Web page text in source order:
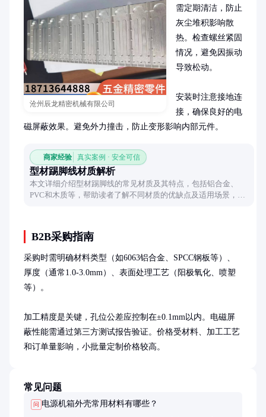
沧州辰龙精密机械有限公司
需定期清洁，防止
灰尘堆积影响散
热。检查螺丝紧固
情况，避免因振动
导致松动。
安装时注意接地连
接，确保良好的电
磁屏蔽效果。避免外力撞击，防止变形影响内部元件。
商家经验 真实案例 · 安全可信
型材踢脚线材质解析
本文详细介绍型材踢脚线的常见材质及其特点，包括铝合金、
PVC和木质等，帮助读者了解不同材质的优缺点及适用场景，为
B2B采购指南
采购时需明确材料类型（如6063铝合金、SPCC钢板等）、
厚度（通常1.0-3.0mm）、表面处理工艺（阳极氧化、喷塑
等）。
加工精度是关键，孔位公差应控制在±0.1mm以内。电磁屏
蔽性能需通过第三方测试报告验证。价格受材料、加工工艺
和订单量影响，小批量定制价格较高。
常见问题
问 电源机箱外壳常用材料有哪些？